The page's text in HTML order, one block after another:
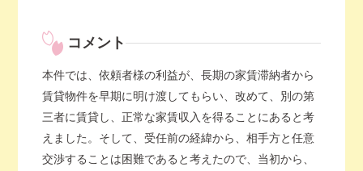
コメント
本件では、依頼者様の利益が、長期の家賃滞納者から
賃貸物件を早期に明け渡してもらい、改めて、別の第
三者に賃貸し、正常な家賃収入を得ることにあると考
えました。そして、受任前の経緯から、相手方と任意
交渉することは困難であると考えたので、当初から、